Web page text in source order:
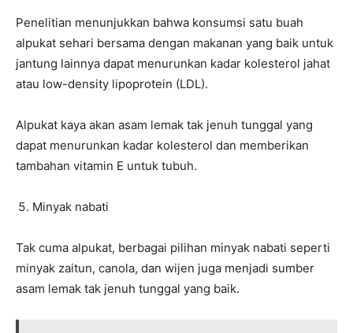
Penelitian menunjukkan bahwa konsumsi satu buah
alpukat sehari bersama dengan makanan yang baik untuk
jantung lainnya dapat menurunkan kadar kolesterol jahat
atau low-density lipoprotein (LDL).
Alpukat kaya akan asam lemak tak jenuh tunggal yang
dapat menurunkan kadar kolesterol dan memberikan
tambahan vitamin E untuk tubuh.
Minyak nabati
Tak cuma alpukat, berbagai pilihan minyak nabati seperti
minyak zaitun, canola, dan wijen juga menjadi sumber
asam lemak tak jenuh tunggal yang baik.